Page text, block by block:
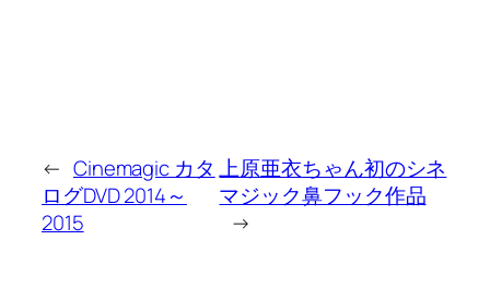
← Cinemagic カタ
ログDVD 2014～
2015
上原亜衣ちゃん初のシネ
マジック鼻フック作品
→